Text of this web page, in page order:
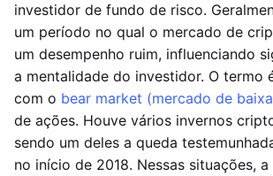
investidor de fundo de risco.
um período no qual o mercado de
um desempenho ruim, influenciando
a mentalidade do investidor. O termo
com o bear market (mercado de
de ações. Houve vários invernos
sendo um deles a queda
no início de 2018. Nessas situações,